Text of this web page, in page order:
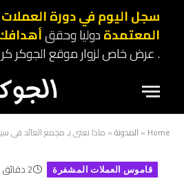
سجل اليوم في دورة العملات
المعتمدةدوليا وحقق
. عرض خاص لزوار موقع الجوكر
Home
» المدونة» ماذا نعني بـ مجمع العائد في
قاموس العملات المشفرة 2 دقائق